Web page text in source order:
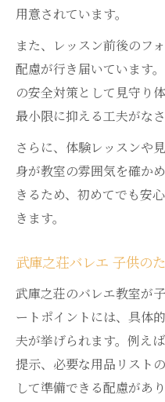
用意されています。
また、レッスン前後のフ
配慮が行き届いています
の安全対策として見守り
最小限に抑える工夫がなさ
さらに、体験レッスンや
身が教室の雰囲気を確か
きるため、初めてでも安
きます。
武庫之荘バレエ 子供の
武庫之荘のバレエ教室が
ートポイントには、具体
夫が挙げられます。例え
提示、必要な用品リスト
して準備できる配慮があり